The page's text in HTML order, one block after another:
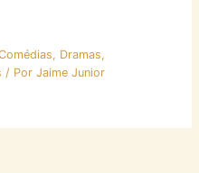
, Dramas,
/ PorJaime Junior